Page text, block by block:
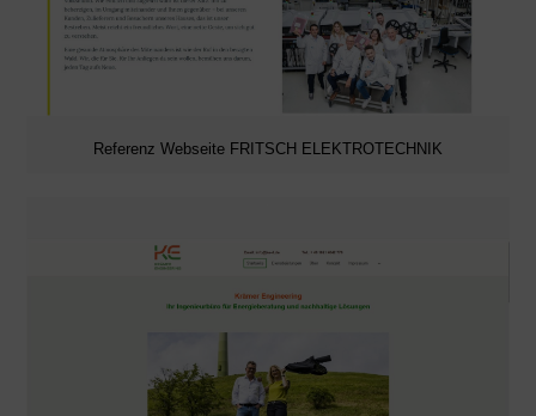
Referenz Webseite FRITSCH ELEKTROTECHNIK